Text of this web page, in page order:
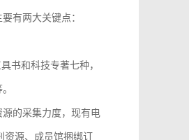
有两大关键点：
书和科技专著七种，
的采集力度，现有电
源、成员馆捆绑订